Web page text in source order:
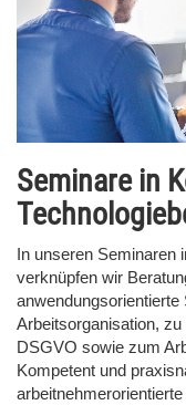
Seminare in
In unseren Seminaren
verknüpfen wir
Arbeitsorganisation,
DSGVO sowie zum
Kompetent und